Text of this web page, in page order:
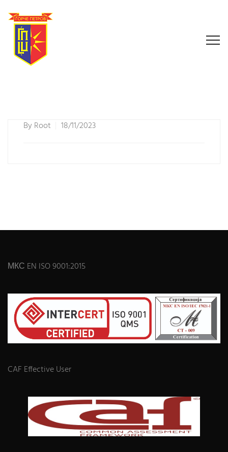
ByRoot 18/11/2023
МКС EN ISO 9001:2015
CAF Effective User